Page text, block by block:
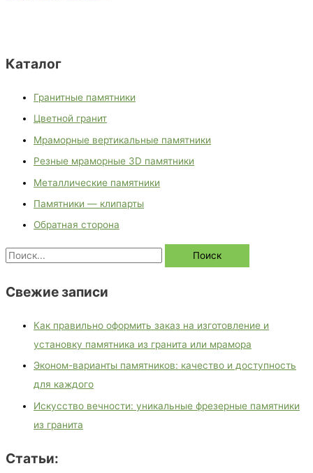
Каталог
Гранитные памятники
Цветной гранит
Мраморные вертикальные памятники
Резные мраморные 3D памятники
Металлические памятники
Памятники — клипарты
Обратная сторона
Свежие записи
Как правильно оформить заказ на изготовление и
установку памятника из гранита или мрамора
Эконом-варианты памятников: качество и доступность
для каждого
Искусство вечности: уникальные фрезерные памятники
из гранита
Статьи: